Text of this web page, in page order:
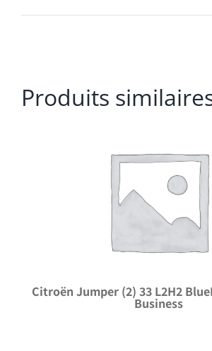
Produits
Citroën Jumper (2) 33 L2H2
Business